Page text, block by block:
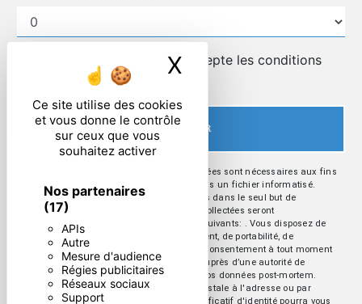
Ce site utilise des cookies
et vous donne le contrôle
sur ceux que vous
souhaitez activer
Nos partenaires
(17)
APIs
Autre
Mesure d'audience
Régies publicitaires
Réseaux sociaux
Support
X Masquer le
En cochant cette case, j'accepte les conditions
particulières ci-dessous **
ENVOYER
** Les données personnelles communiquées sont nécessaires aux fins
de vous contacter et sont enregistrées dans un fichier informatisé.
Elles sont destinées à et ses sous-traitants dans le seul but de
répondre à votre message. Les données collectées seront
communiquées aux seuls destinataires suivants: . Vous disposez de
droits d’accès, de rectification, d’effacement, de portabilité, de
limitation, d’opposition, de retrait de votre consentement à tout moment
et du droit d’introduire une réclamation auprès d’une autorité de
contrôle, ainsi que d’organiser le sort de vos données post-mortem.
Vous pouvez exercer ces droits par voie postale à l'adresse ou par
courrier électronique à l'adresse . Un justificatif d'identité pourra vous